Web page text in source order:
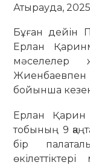
Атырауда,
Бұған дейін
Ерлан
мәселелер
бойынша
Ерлан
тобының 9
бір